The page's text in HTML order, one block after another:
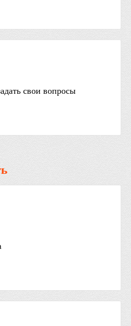
свои вопросы